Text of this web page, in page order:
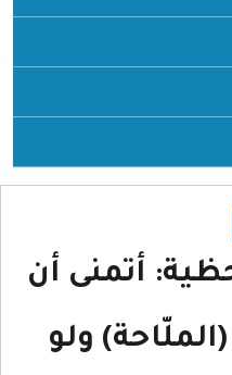
أتمنى أن
ولو